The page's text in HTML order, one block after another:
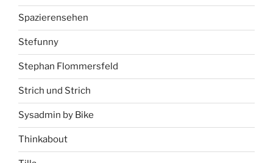
Spazierensehen
Stefunny
Stephan Flommersfeld
Strich und Strich
Sysadmin by Bike
Thinkabout